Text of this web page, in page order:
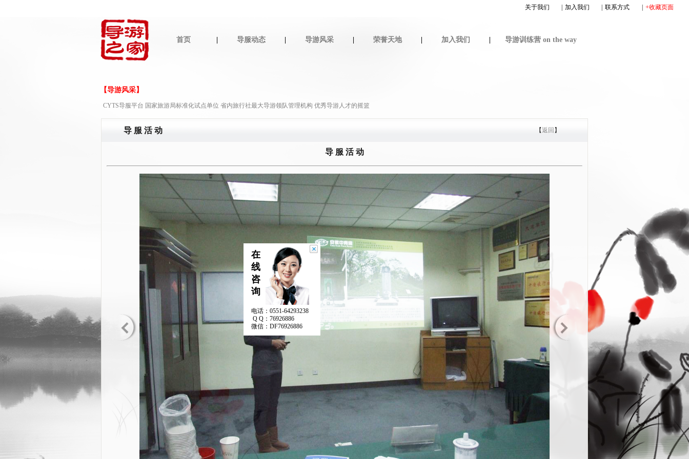
在
线
咨
电话：0551-64293238
Q Q：76926886
微信：DF76926886
关于我们 加入我们 联系方式 +收藏页面
首页 导服动态 导游风采 荣誉天地 加入我们 导游训练营 on the way
【导游风采】
CYTS导服平台 国家旅游局标准化试点单位 省内旅行社最大导游领队管理机构 优秀导游人才的摇篮
导 服 活 动 【返回 】
导 服 活 动